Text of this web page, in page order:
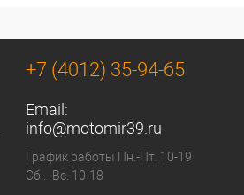
+7 (4012) 35-94-65
Email:
info@motomir39.ru
График работы Пн.-Пт. 10-19
Сб..- Вс. 10-18